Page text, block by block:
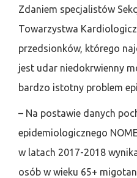
Zdaniem specjalistów
Towarzystwa
przedsionków, którego
jest udar niedokrwienny
bardzo istotny problem
– Na postawie danych
epidemiologicznego
w latach 2017-2018
osób w wieku 65+